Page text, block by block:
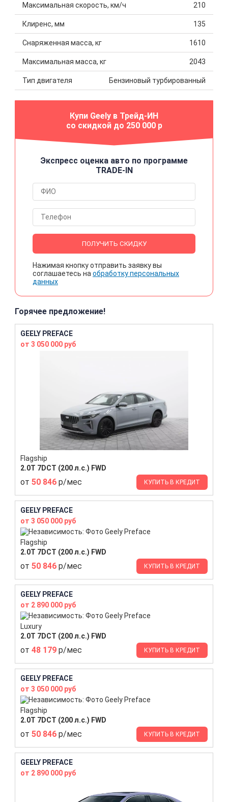
Максимальная скорость, км/ч 210
Клиренс, мм 135
Снаряженная масса, кг 1610
Максимальная масса, кг 2043
Тип двигателя Бензиновый турбированный
Купи Geely в Трейд-ИН
со скидкой до 250 000 р
Экспресс оценка авто по программе
TRADE-IN
ПОЛУЧИТЬ СКИДКУ
Нажимая кнопку отправить заявку вы
соглашаетесь на обработку персональных
данных
Горячее предложение!
GEELY PREFACE
от 3 050 000 руб
Flagship
2.0T 7DCT (200 л.с.) FWD
от 50 846 р/мес КУПИТЬ В КРЕДИТ
GEELY PREFACE
от 3 050 000 руб
Flagship
2.0T 7DCT (200 л.с.) FWD
от 50 846 р/мес КУПИТЬ В КРЕДИТ
GEELY PREFACE
от 2 890 000 руб
Luxury
2.0T 7DCT (200 л.с.) FWD
от 48 179 р/мес КУПИТЬ В КРЕДИТ
GEELY PREFACE
от 3 050 000 руб
Flagship
2.0T 7DCT (200 л.с.) FWD
от 50 846 р/мес КУПИТЬ В КРЕДИТ
GEELY PREFACE
от 2 890 000 руб